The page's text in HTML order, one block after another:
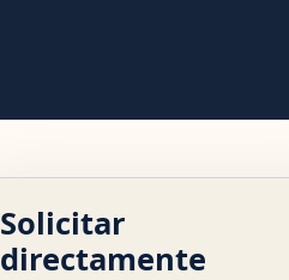
Solicitar
directamente